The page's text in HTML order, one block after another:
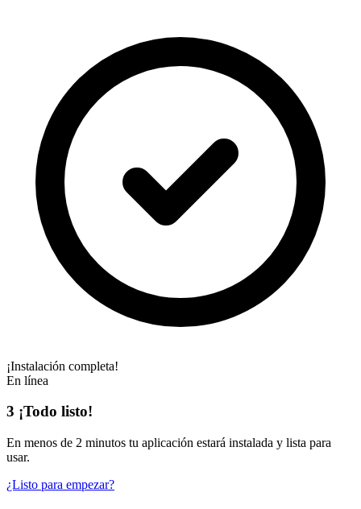
¡Instalación completa!
En línea
3 ¡Todo listo!
En menos de 2 minutos tu aplicación estará instalada y lista para
usar.
¿Listo para empezar?